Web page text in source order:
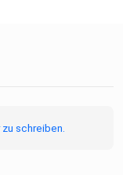
schreiben.